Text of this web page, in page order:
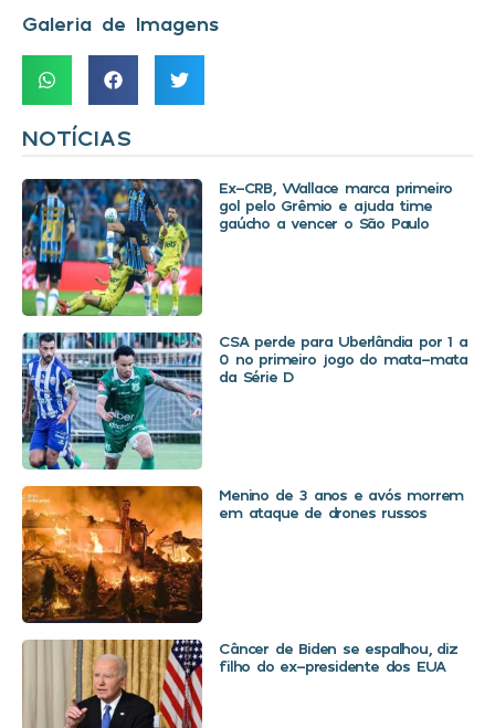
Galeria de Imagens
NOTÍCIAS
Ex-CRB, Wallace marca primeiro
gol pelo Grêmio e ajuda time
gaúcho a vencer o São Paulo
CSA perde para Uberlândia por 1 a
0 no primeiro jogo do mata-mata
da Série D
Menino de 3 anos e avós morrem
em ataque de drones russos
Câncer de Biden se espalhou, diz
filho do ex-presidente dos EUA